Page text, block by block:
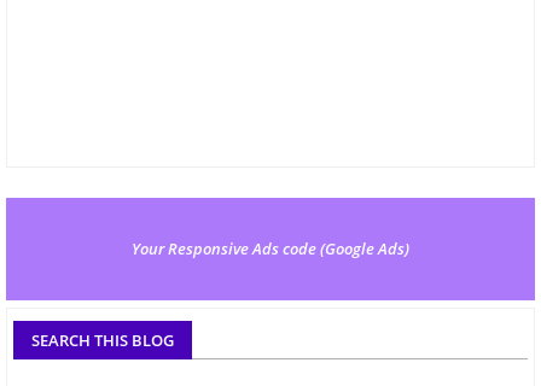
Your Responsive Ads code (Google Ads)
SEARCH THIS BLOG